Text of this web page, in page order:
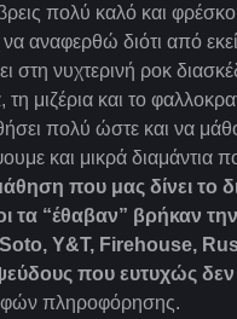
πολύ καλό και
αναφερθώ διότι από
στη νυχτερινή ροκ
μιζέρια και το
πολύ ώστε και να
και μικρά διαμάντια
που μας δίνει το
τα “έθαβαν” βρήκαν
Υ&Τ, Firehouse,
που ευτυχώς
πληροφόρησης.